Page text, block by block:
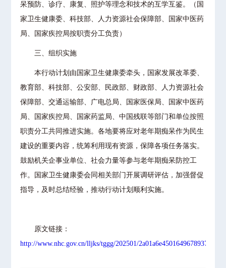
呆预防、诊疗、康复、照护等理念和技术的互学互鉴。（国
家卫生健康委、科技部、人力资源社会保障部、国家中医药
局、国家疾控局按职责分工负责）
三、组织实施
本行动计划由国家卫生健康委牵头，国家发展改革委、
教育部、科技部、公安部、民政部、财政部、人力资源社会
保障部、交通运输部、广电总局、国家医保局、国家中医药
局、国家疾控局、国家药监局、中国残联等部门和单位按照
职责分工共同推进实施。各地要将应对老年期痴呆作为民生
建设的重要内容，统筹利用现有资源，保障各项任务落实。
鼓励机关企事业单位、社会力量等参与老年期痴呆防控工
作。国家卫生健康委会同相关部门开展调研评估，加强督促
指导，及时总结经验，推动行动计划顺利实施。
原文链接：
http://www.nhc.gov.cn/lljks/tggg/202501/